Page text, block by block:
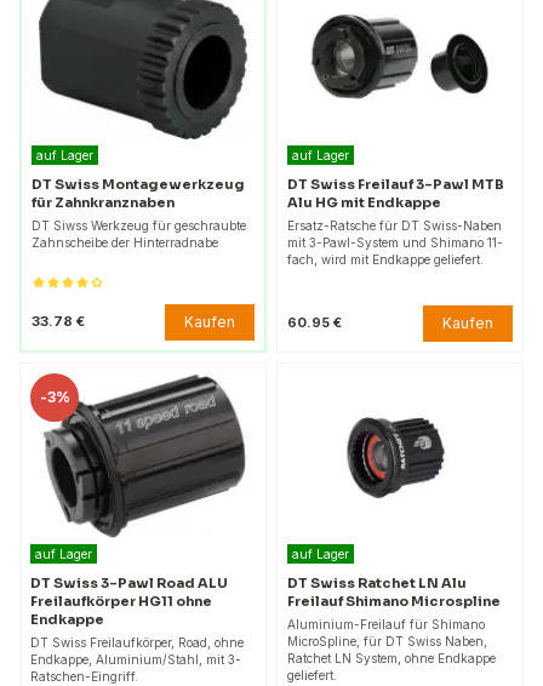
auf Lager
DT Swiss Montagewerkzeug
für Zahnkranznaben
DT Siwss Werkzeug für geschraubte
Zahnscheibe der Hinterradnabe
33.78 € Kaufen
auf Lager
DT Swiss Freilauf 3-Pawl MTB
Alu HG mit Endkappe
Ersatz-Ratsche für DT Swiss-Naben
mit 3-Pawl-System und Shimano 11-
fach, wird mit Endkappe geliefert.
60.95 € Kaufen
-3%
auf Lager
DT Swiss 3-Pawl Road ALU
Freilaufkörper HG11 ohne
Endkappe
DT Swiss Freilaufkörper, Road, ohne
Endkappe, Aluminium/Stahl, mit 3-
Ratschen-Eingriff.
auf Lager
DT Swiss Ratchet LN Alu
Freilauf Shimano Microspline
Aluminium-Freilauf für Shimano
MicroSpline, für DT Swiss Naben,
Ratchet LN System, ohne Endkappe
geliefert.